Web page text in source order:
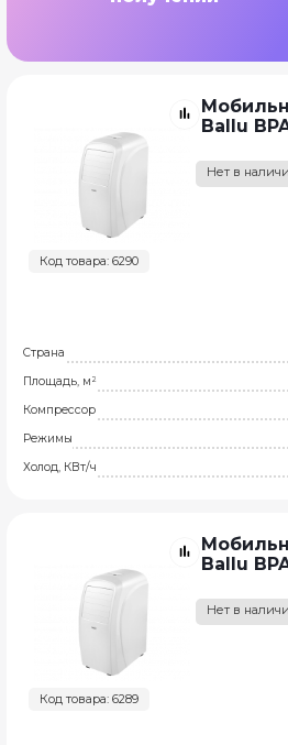
Код товара: 6290
Ballu
Нет в
Страна
Площадь, м²
Компрессор
Режимы
Холод, КВт/ч
Код товара: 6289
Ballu
Нет в